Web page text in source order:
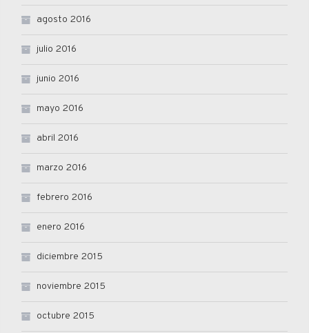
agosto 2016
julio 2016
junio 2016
mayo 2016
abril 2016
marzo 2016
febrero 2016
enero 2016
diciembre 2015
noviembre 2015
octubre 2015